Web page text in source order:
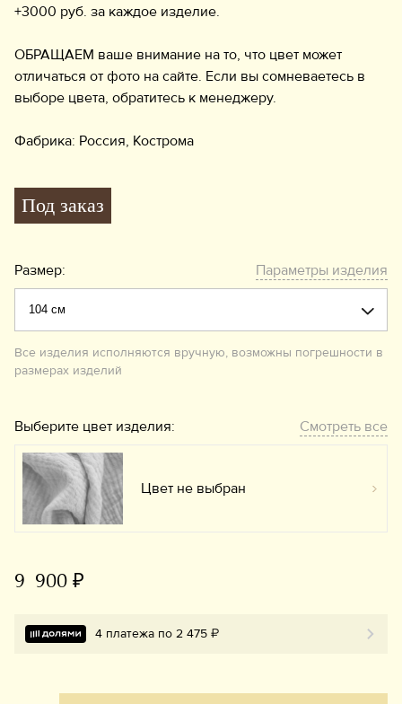
+3000 руб. за каждое изделие.
ОБРАЩАЕМ ваше внимание на то, что цвет может
отличаться от фото на сайте. Если вы сомневаетесь в
выборе цвета, обратитесь к менеджеру.
Фабрика: Россия, Кострома
Под заказ
Размер: Параметры изделия
Все изделия исполняются вручную, возможны погрешности в
размерах изделий
Выберите цвет изделия: Смотреть все
Цвет не выбран
9 900 ₽
4 платежа по 2 475 ₽